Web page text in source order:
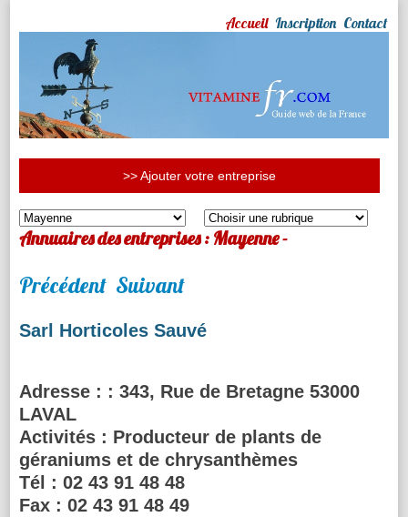
Accueil Inscription Contact
>> Ajouter votre entreprise
Annuaires des entreprises : Mayenne -
Précédent Suivant
Sarl Horticoles Sauvé
Adresse : : 343, Rue de Bretagne 53000
LAVAL
Activités : Producteur de plants de
géraniums et de chrysanthèmes
Tél : 02 43 91 48 48
Fax : 02 43 91 48 49